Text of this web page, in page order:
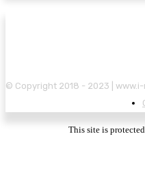
© Copyright 2018 - 2023 |
This site is